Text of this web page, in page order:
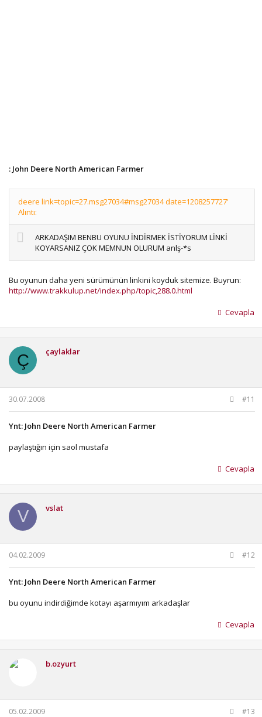
: John Deere North American Farmer
deere link=topic=27.msg27034#msg27034 date=1208257727'
Alıntı:
ARKADAŞIM BENBU OYUNU İNDİRMEK İSTİYORUM LİNKİ
KOYARSANIZ ÇOK MEMNUN OLURUM anlş-*s
Bu oyunun daha yeni sürümünün linkini koyduk sitemize. Buyrun:
http://www.trakkulup.net/index.php/topic,288.0.html
Cevapla
Ç çaylaklar
30.07.2008 #11
Ynt: John Deere North American Farmer
paylaştığın için saol mustafa
Cevapla
V vslat
04.02.2009 #12
Ynt: John Deere North American Farmer
bu oyunu indirdiğimde kotayı aşarmıyım arkadaşlar
Cevapla
b.ozyurt
05.02.2009 #13